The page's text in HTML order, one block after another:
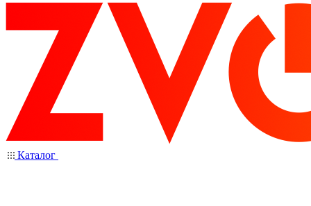
Каталог